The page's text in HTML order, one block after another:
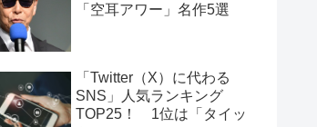
「空耳アワー」名作5選
「Twitter（X）に代わる
SNS」人気ランキング
TOP25！ 1位は「タイッ